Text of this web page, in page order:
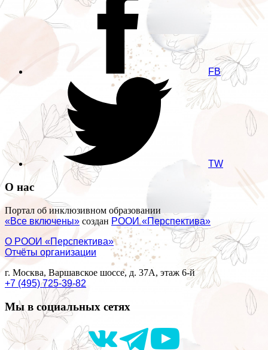
FB
TW
О нас
Портал об инклюзивном образовании
«Все включены» создан РООИ «Перспектива»
О РООИ «Перспектива»
Отчёты организации
г. Москва, Варшавское шоссе, д. 37А, этаж 6-й
+7 (495) 725-39-82
Мы в социальных сетях